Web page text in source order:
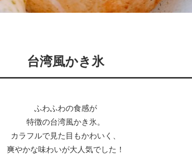
台湾風かき氷
ふわふわの食感が
特徴の台湾風かき氷。
カラフルで見た目もかわいく、
爽やかな味わいが大人気でした！